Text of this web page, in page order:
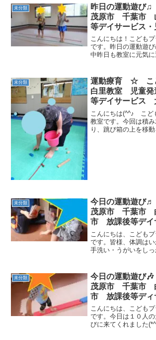
未分類
昨日の運動遊び
茂原市 千葉市
等デイサービス
こんにちは！こども
です。昨日の運動遊
中昨日も教室に元気
びました。先日の日
保育士の研修に行っ...
未分類
運動療育 ☆ こ
白里教室 児童
等デイサービス
原市 白子町
こんにちは(^^♪ こど
教室です。今回は積
り、跳び箱の上を移動
未分類
今日の運動遊び
茂原市 千葉市
市 放課後等デ
発達支援
こんにちは、こども
です。皆様、体調はい
手洗い・うがいをしっ
^*) 午後の運動遊び
皆の表...
未分類
今日の運動遊び
茂原市 千葉市
市 放課後等デ
発達支援
こんにちは、こども
です。今日は１０人
びに来てくれました